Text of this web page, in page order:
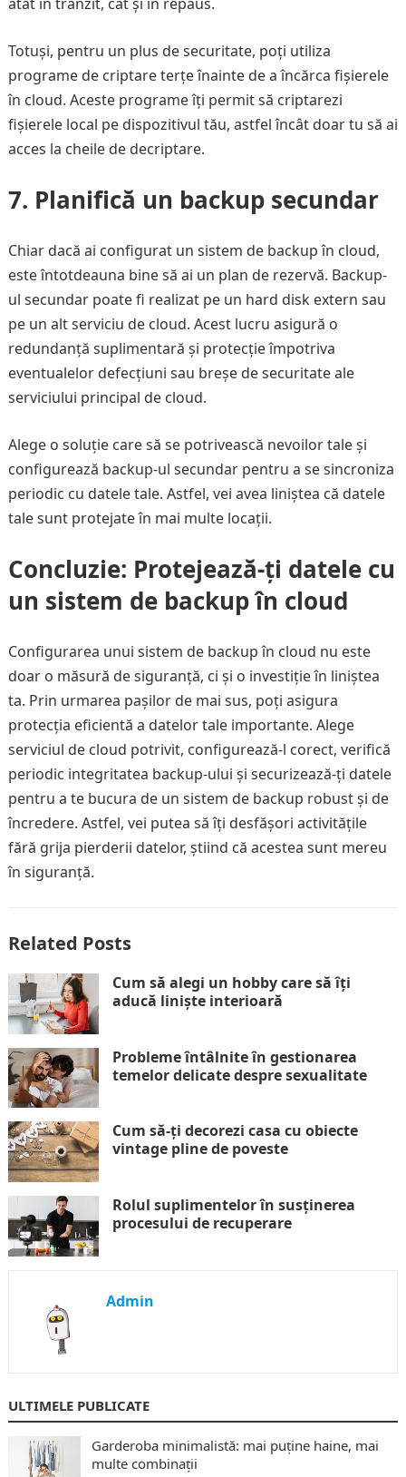
Totuși, pentru un plus de securitate, poți utiliza
programe de criptare terțe înainte de a încărca fișierele
în cloud. Aceste programe îți permit să criptarezi
fișierele local pe dispozitivul tău, astfel încât doar tu să ai
acces la cheile de decriptare.
7. Planifică un backup secundar
Chiar dacă ai configurat un sistem de backup în cloud,
este întotdeauna bine să ai un plan de rezervă. Backup-
ul secundar poate fi realizat pe un hard disk extern sau
pe un alt serviciu de cloud. Acest lucru asigură o
redundanță suplimentară și protecție împotriva
eventualelor defecțiuni sau breșe de securitate ale
serviciului principal de cloud.
Alege o soluție care să se potrivească nevoilor tale și
configurează backup-ul secundar pentru a se sincroniza
periodic cu datele tale. Astfel, vei avea liniștea că datele
tale sunt protejate în mai multe locații.
Concluzie: Protejează-ți datele cu
un sistem de backup în cloud
Configurarea unui sistem de backup în cloud nu este
doar o măsură de siguranță, ci și o investiție în liniștea
ta. Prin urmarea pașilor de mai sus, poți asigura
protecția eficientă a datelor tale importante. Alege
serviciul de cloud potrivit, configurează-l corect, verifică
periodic integritatea backup-ului și securizează-ți datele
pentru a te bucura de un sistem de backup robust și de
încredere. Astfel, vei putea să îți desfășori activitățile
fără grija pierderii datelor, știind că acestea sunt mereu
în siguranță.
Related Posts
Cum să alegi un hobby care să îți
aducă liniște interioară
Probleme întâlnite în gestionarea
temelor delicate despre sexualitate
Cum să-ți decorezi casa cu obiecte
vintage pline de poveste
Rolul suplimentelor în susținerea
procesului de recuperare
Admin
ULTIMELE PUBLICATE
Garderoba minimalistă: mai puține haine, mai
multe combinații